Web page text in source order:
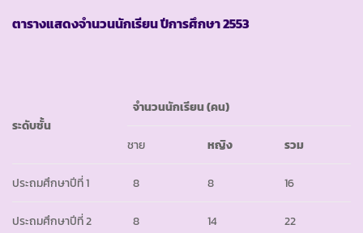
ตารางแสดงจำนวนนักเรียน ปีการศึกษา2553
ระดับชั้น
จำนวนนักเรียน(คน)
ชาย หญิง รวม
ประถมศึกษาปีที่ 1 8 8 16
ประถมศึกษาปีที่ 2 8 14 22